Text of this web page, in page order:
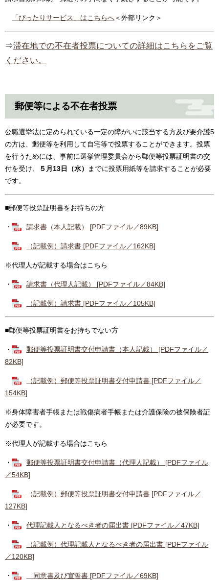
「ぴったりサービス」はこちらへ＜外部リンク＞
⇒滞在地での不在者投票についての詳細はこちらをご覧
ください。
郵便等による不在者投票
公職選挙法に定められている一定の障がいに該当する方及び要介護5
の方は、郵便等を利用して自宅等で投票することができます。投票
を行うためには、事前に選挙管理委員会から郵便等投票証明書の交
付を受け、
５ 月13日（水）
までに投票用紙等を請求することが必要
です。
■郵便等投票証明書をお持ちの方
・ 請求書（本人記載） [PDFファイル／89KB]
（記載例）請求書 [PDFファイル／162KB]
※代理人が記載する場合はこちら
・ 請求書（代理人記載） [PDFファイル／84KB]
（記載例）請求書 [PDFファイル／105KB]
■郵便等投票証明書をお持ちでない方
・
郵便等投票証明書交付申請書（本人記載） [PDFファイル／
82KB]
（記載例）郵便等投票証明書交付申請書 [PDFファイル／
154KB]
※身体障害者手帳または戦傷病者手帳または介護保険の被保険者証
が必要です。
※代理人が記載する場合はこちら
・
郵便等投票証明書交付申請書（代理人記載） [PDFファイル
／54KB]
（記載例）郵便等投票証明書交付申請書 [PDFファイル／
127KB]
・ 代理記載人となるべき者の届出書 [PDFファイル／47KB]
（記載例）代理記載人となるべき者の届出書 [PDFファイル
／120KB]
・ 同意書及び宣誓書 [PDFファイル／69KB]